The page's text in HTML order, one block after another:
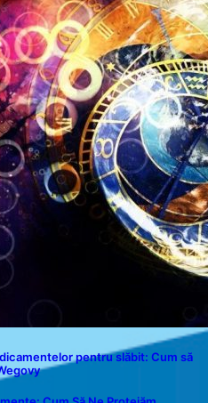
pentru slăbit: Cum să